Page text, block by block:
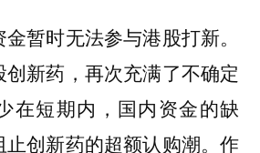
暂时无法参与港股打新。
新药，再次充满了不确定
在短期内，国内资金的缺
创新药的超额认购潮。作